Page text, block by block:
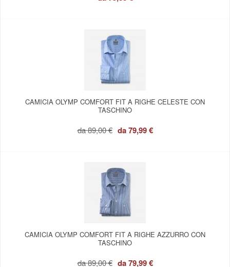
CAMICIA OLYMP COMFORT FIT A RIGHE CELESTE CON
TASCHINO
da89,00 € da79,99 €
CAMICIA OLYMP COMFORT FIT A RIGHE AZZURRO CON
TASCHINO
da89,00 € da79,99 €